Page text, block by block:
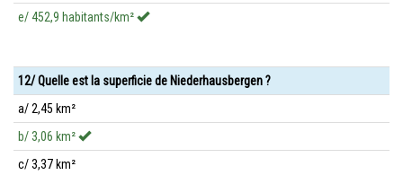
e/ 452,9 habitants/km²
12/ Quelle est la superficie de Niederhausbergen ?
a/ 2,45 km²
b/ 3,06 km²
c/ 3,37 km²